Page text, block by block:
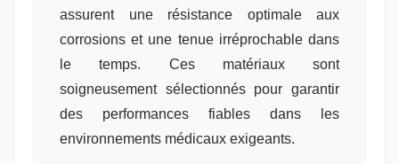
assurent une résistance optimale aux
corrosions et une tenue irréprochable dans
le temps. Ces matériaux sont
soigneusement sélectionnés pour garantir
des performances fiables dans les
environnements médicaux exigeants.